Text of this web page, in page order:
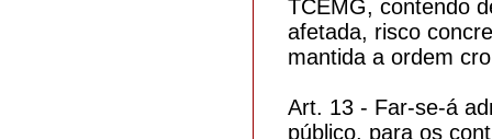
TCEMG, contendo
afetada, risco
mantida a ordem
Art. 13 - Far-se-á
público, para os